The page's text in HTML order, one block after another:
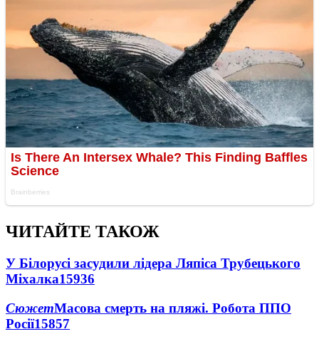
ЧИТАЙТЕ ТАКОЖ
У Білорусі засудили лідера Ляпіса Трубецького
Міхалка15936
СюжетМасова смерть на пляжі. Робота ППО
Росії15857